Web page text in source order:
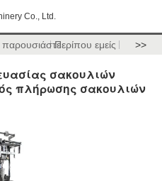
Co., Ltd.
Περίπου εμείς >>
σακουλιών
πλήρωσης σακουλιών